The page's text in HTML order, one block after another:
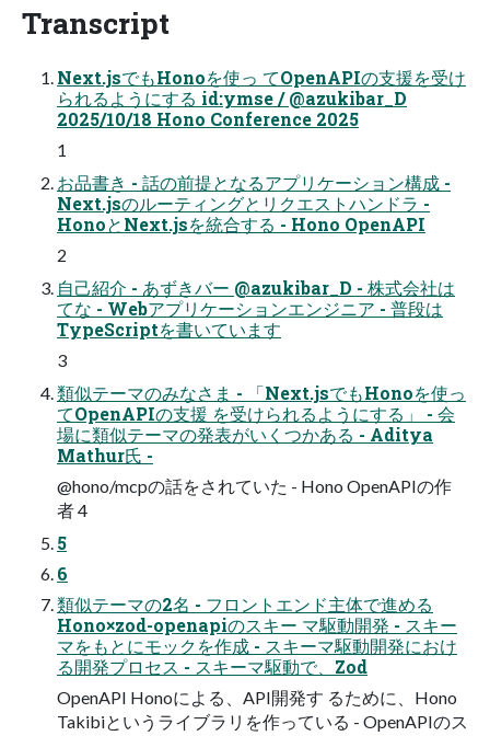
Transcript
Next.jsでもHonoを使っ てOpenAPIの支援を受け
られるようにする id:ymse / @azukibar_D
2025/10/18 Hono Conference 2025
1
お品書き - 話の前提となるアプリケーション構成 -
Next.jsのルーティングとリクエストハンドラ -
HonoとNext.jsを統合する - Hono OpenAPI
2
自己紹介 - あずきバー @azukibar_D - 株式会社は
てな - Webアプリケーションエンジニア - 普段は
TypeScriptを書いています
3
類似テーマのみなさま - 「Next.jsでもHonoを使っ
てOpenAPIの支援 を受けられるようにする」 - 会
場に類似テーマの発表がいくつかある - Aditya
Mathur氏 -
@hono/mcpの話をされていた - Hono OpenAPIの作
者 4
5
6
類似テーマの2名 - フロントエンド主体で進める
Hono×zod-openapiのスキー マ駆動開発 - スキー
マをもとにモックを作成 - スキーマ駆動開発におけ
る開発プロセス - スキーマ駆動で、Zod
OpenAPI Honoによる、API開発す るために、Hono
Takibiというライブラリを作っている - OpenAPIのス